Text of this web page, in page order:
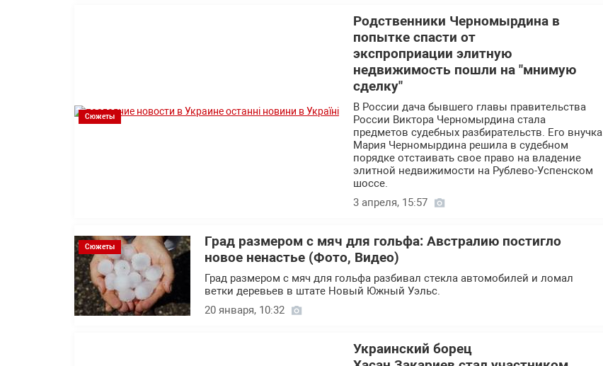
Сюжеты
Родственники Черномырдина в
попытке спасти от
экспроприации элитную
недвижимость пошли на "мнимую
сделку"
В России дача бывшего главы правительства
России Виктора Черномырдина стала
предметов судебных разбирательств. Его внучка
Мария Черномырдина решила в судебном
порядке отстаивать свое право на владение
элитной недвижимости на Рублево-Успенском
шоссе.
3 апреля, 15:57
Сюжеты
Град размером с мяч для гольфа: Австралию постигло
новое ненастье (Фото, Видео)
Град размером с мяч для гольфа разбивал стекла автомобилей и ломал
ветки деревьев в штате Новый Южный Уэльс.
20 января, 10:32
Украинский борец